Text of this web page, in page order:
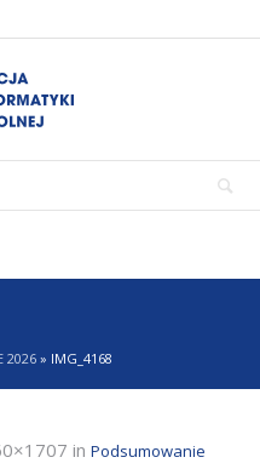
2026 » IMG_4168
in Podsumowanie